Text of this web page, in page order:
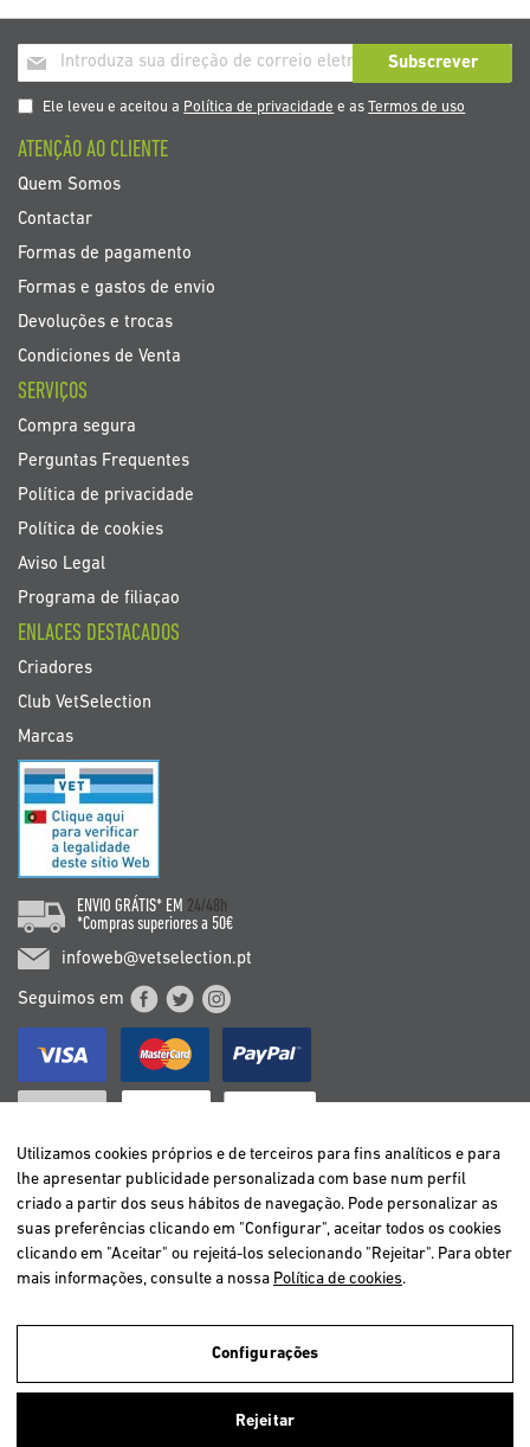
Utilizamos cookies próprios e de terceiros para analisar a navegação
Inscrição
a
nosso
de
noticias
Subscrever
Ele leveu e aceitou a Política de privacidade e asTermos de uso
ATENÇÃO AO CLIENTE
Quem Somos
Contactar
Formas de pagamento
Formas e gastos de envio
Devoluções e trocas
Condiciones de Venta
SERVIÇOS
Compra segura
Perguntas Frequentes
Política de privacidade
Política de cookies
Aviso Legal
Programa de filiaçao
ENLACES DESTACADOS
Criadores
Club VetSelection
Marcas
ENVIO GRÁTIS* EM 24/48h
*Compras superiores a 50€
infoweb@vetselection.pt
Seguimos em
BELGIË / BELGIQUE
DEUTSCHLAND
ESPAÑA
ITALIA
NEDERLAND
ÖSTERREICH
Utilizamos cookies próprios e de terceiros para fins analíticos e para
lhe apresentar publicidade personalizada com base num perfil
criado a partir dos seus hábitos de navegação. Pode personalizar as
suas preferências clicando em "Configurar", aceitar todos os cookies
clicando em "Aceitar" ou rejeitá-los selecionando "Rejeitar". Para obter
mais informações, consulte a nossa Política de cookies.
Configurações
Rejeitar